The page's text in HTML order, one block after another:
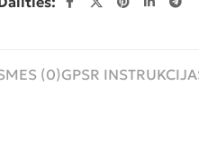
(0)GPSR